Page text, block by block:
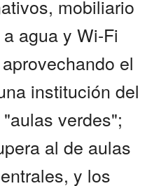
mobiliario
agua y Wi-Fi
el
institución del
verdes";
al de aulas
y los